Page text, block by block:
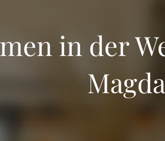
in der